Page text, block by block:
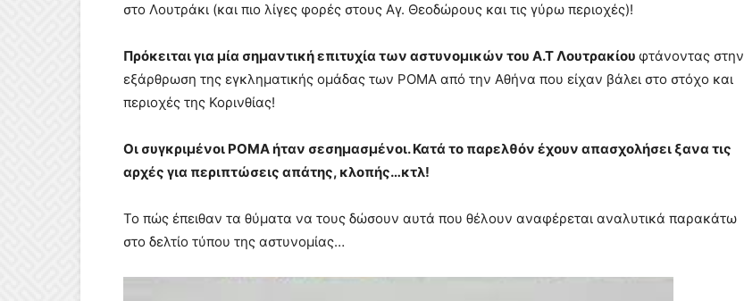
στο Λουτράκι (και πιο λίγες φορές στους Αγ. Θεοδώρους και τις γύρω περιοχές)!
Πρόκειται για μία σημαντική επιτυχία των αστυνομικών του Α.Τ Λουτρακίου φτάνοντας στην
εξάρθρωση της εγκληματικής ομάδας των ΡΟΜΑ από την Αθήνα που είχαν βάλει στο στόχο και
περιοχές της Κορινθίας!
Οι συγκριμένοι ΡΟΜΑ ήταν σεσημασμένοι. Κατά το παρελθόν έχουν απασχολήσει ξανα τις
αρχές για περιπτώσεις απάτης, κλοπής…κτλ!
Το πώς έπειθαν τα θύματα να τους δώσουν αυτά που θέλουν αναφέρεται αναλυτικά παρακάτω
στο δελτίο τύπου της αστυνομίας…